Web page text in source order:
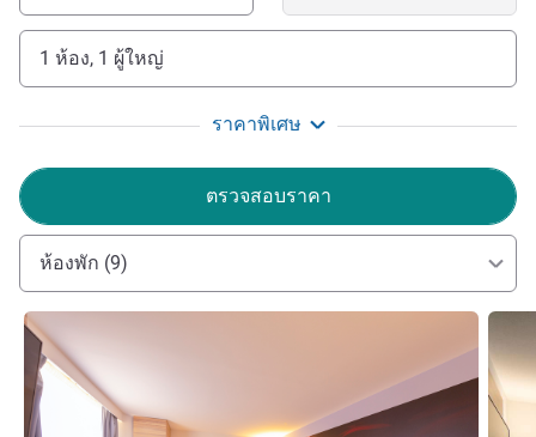
and Cannes!
Discover the city of Nice while reducing your environmental
impact. Travel on the no. 12 electric bus and actively
contribute to our commitment to sustainable development.
Come and enjoy our rooftop pool out of season, and
discover our excellent new fitness center with Waterower
equipment. Winner of the Plus X Award in the Sports and
Lifestyle category
Bruno FELIX ฝ่ายบริหารโรงแรม
1 ห้อง, 1 ผู้ใหญ่
ราคาพิเศษ
ตรวจสอบราคา
ห้องพัก (9)
ดูรายละเอียด ดูราย